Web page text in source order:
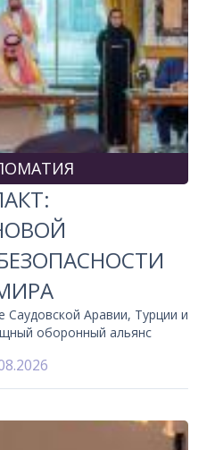
Саудовской Аравии, Турции и
оборонный альянс